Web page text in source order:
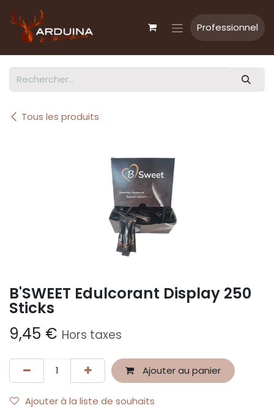
Professionnel
Tous les produits
B'SWEET Edulcorant Display 250
Sticks
9,45 € Hors taxes
Ajouter au panier
Ajouter à la liste de souhaits